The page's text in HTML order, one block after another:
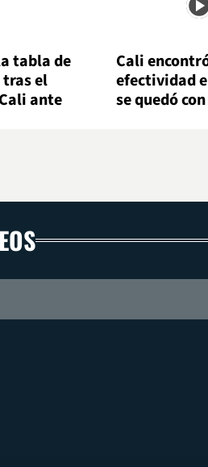
tabla de
el
ante
Cali
efectividad
se quedó